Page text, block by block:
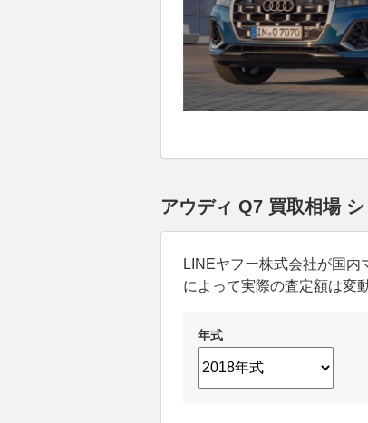
アウディ Q7 買取相場
LINEヤフー株式会社が国
によって実際の査定額は変
年式